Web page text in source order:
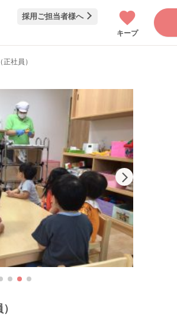
採用ご担当者様へ
キープ
社員）